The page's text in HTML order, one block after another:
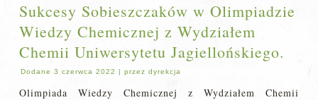
Sukcesy Sobieszczaków w Olimpiadzie
Wiedzy Chemicznej z Wydziałem
Chemii Uniwersytetu Jagiellońskiego.
Dodane 3 czerwca 2022 |przez dyrekcja
Olimpiada Wiedzy Chemicznej z Wydziałem Chemii